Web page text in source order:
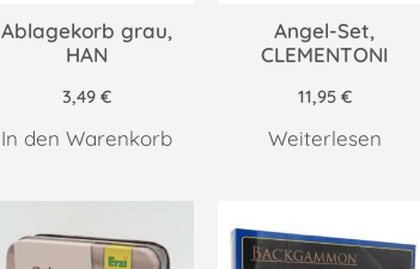
Ablagekorb grau,
HAN
3,49€
In den Warenkorb
Angel-Set,
CLEMENTONI
11,95 €
Weiterlesen